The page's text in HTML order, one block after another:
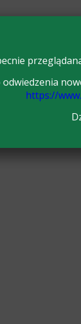
odwiedzenia
https://